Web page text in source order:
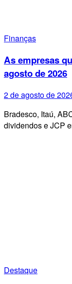
Finanças
As empresas
agosto de 2026
2 de agosto de
Bradesco, Itaú,
dividendos e JCP
Destaque